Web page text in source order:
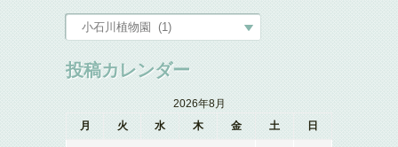
投稿カレンダー
2026年8月
月
火 水 木 金 土 日